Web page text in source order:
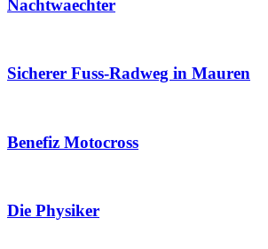
Nachtwaechter
Sicherer Fuss-Radweg in Mauren
Benefiz Motocross
Die Physiker